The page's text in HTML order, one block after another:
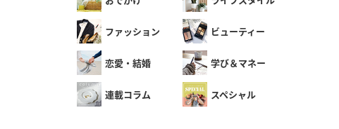
ファッション ビューティー
恋愛・結婚 学び＆マネー
連載コラム スペシャル